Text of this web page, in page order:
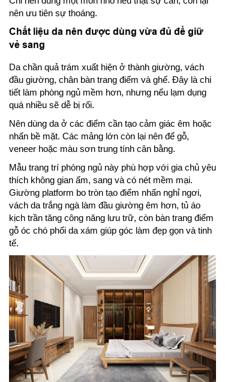
nên ưu tiên sự thoáng.
Chất liệu da nên được dùng vừa đủ để giữ
vẻ sang
Da chần quả trám xuất hiện ở thành giường, vách
đầu giường, chân bàn trang điểm và ghế. Đây là chi
tiết làm phòng ngủ mềm hơn, nhưng nếu lạm dụng
quá nhiều sẽ dễ bị rối.
Nên dùng da ở các điểm cần tạo cảm giác êm hoặc
nhấn bề mặt. Các mảng lớn còn lại nên để gỗ,
veneer hoặc màu sơn trung tính cân bằng.
Mẫu trang trí phòng ngủ này phù hợp với gia chủ yêu
thích không gian ấm, sang và có nét mềm mại.
Giường platform bo tròn tạo điểm nhấn nghỉ ngơi,
vách da trắng ngà làm đầu giường êm hơn, tủ áo
kịch trần tăng công năng lưu trữ, còn bàn trang điểm
gỗ óc chó phối da xám giúp góc làm đẹp gọn và tinh
tế.